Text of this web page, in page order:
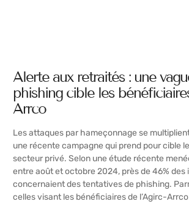
Alerte aux retraités : une
phishing cible les
Arrco
Les attaques par hameçonnage se
une récente campagne qui prend pour cible
secteur privé. Selon une étude récente
entre août et octobre 2024, près de 46% des
concernaient des tentatives de phishing.
celles visant les bénéficiaires de l’Agirc-